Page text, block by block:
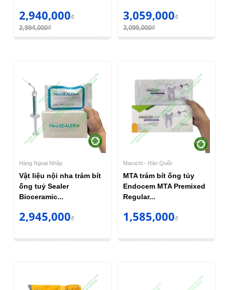
2,940,000₫
2,994,000₫
3,059,000₫
3,099,000₫
Hàng Ngoại Nhập
Vật liệu nội nha trám bít
ống tuỷ Sealer
Bioceramic...
2,945,000₫
Maruchi - Hàn Quốc
MTA trám bít ống tủy
Endocem MTA Premixed
Regular...
1,585,000₫